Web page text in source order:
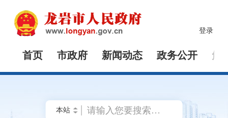
登录
首页 市政府 新闻动态 政务公开 解